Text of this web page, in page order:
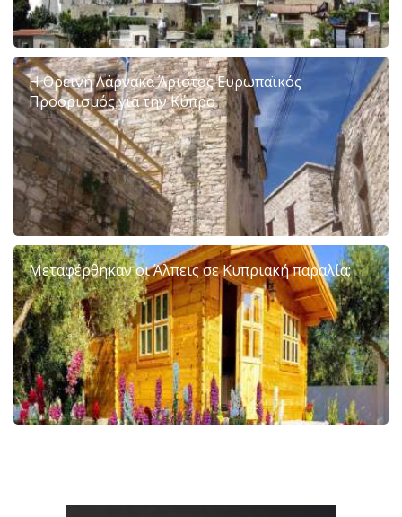
Η Ορεινή Λάρνακα Άριστος Ευρωπαϊκός
Προορισμός για την Κύπρο
Μεταφέρθηκαν οι Άλπεις σε Κυπριακή παραλία;